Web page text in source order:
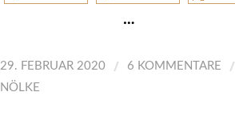
…
29. FEBRUAR 2020 / 6 KOMMENTARE /
NÖLKE